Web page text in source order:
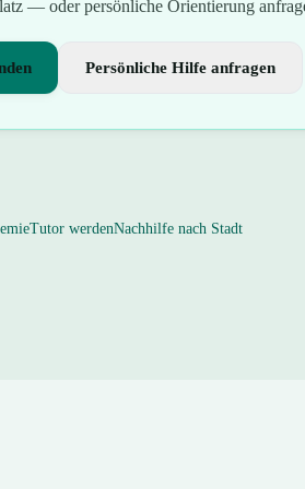
— oder persönliche Orientierung
Persönliche Hilfe anfragen
Tutor werdenNachhilfe nach Stadt